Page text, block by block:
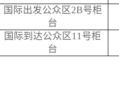
国际出发公众区2B号柜
台
国际到达公众区11号柜
台